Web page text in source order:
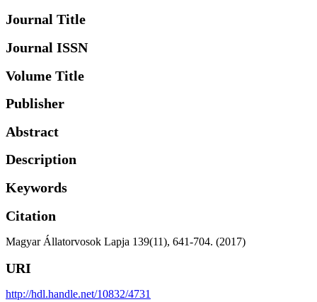
Journal Title
Journal ISSN
Volume Title
Publisher
Abstract
Description
Keywords
Citation
Magyar Állatorvosok Lapja 139(11), 641-704. (2017)
URI
http://hdl.handle.net/10832/4731